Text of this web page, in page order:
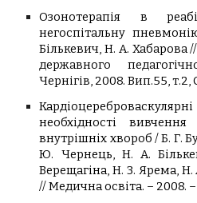
Озонотерапія в
негоспітальну
Бількевич, Н. А. Хабарова//
державного
Чернігів, 2008. Вип.55, т.2,
необхідності
внутрішніх хвороб / Б. Г.
Ю. Чернець, Н. А.
Верещагіна, Н. З. Ярема, Н.
// Медична освіта. – 2008.